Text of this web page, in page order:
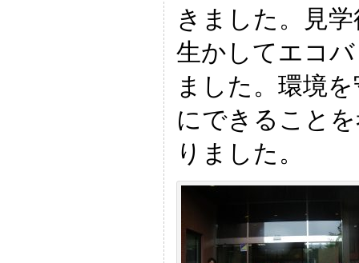
きました。見
生かしてエコ
ました。環境
にできること
りました。